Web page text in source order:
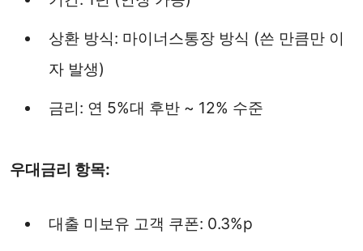
상환 방식: 마이너스통장 방식 (쓴 만큼만 이
자 발생)
금리: 연 5%대 후반 ~ 12% 수준
우대금리 항목:
대출 미보유 고객 쿠폰: 0.3%p